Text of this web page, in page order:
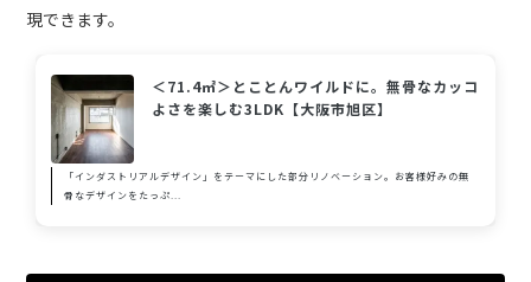
現できます。
＜71.4㎡＞とことんワイルドに。無骨なカッコ
よさを楽しむ3LDK【大阪市旭区】
「インダストリアルデザイン」をテーマにした部分リノベーション。お客様好みの無
骨なデザインをたっぷ...